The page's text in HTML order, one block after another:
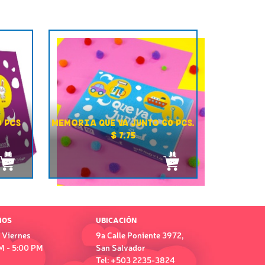
PCS
MEMORIA QUE VA JUNTO 60 PCS.
$ 7.75
Viernes
- 5:00 PM
UBICACIÓN
9a Calle Poniente 3972,
San Salvador
Tel: +503 2235-3824